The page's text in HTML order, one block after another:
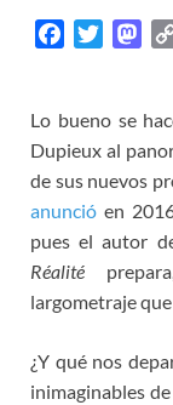
e
b
o
o
k
t
t
e
r
M
t
o
d
o
n
Lo bueno se
Dupieux al
de sus nuevos
anunció en
pues el autor
Réalité
largometraje
¿Y qué nos
inimaginables